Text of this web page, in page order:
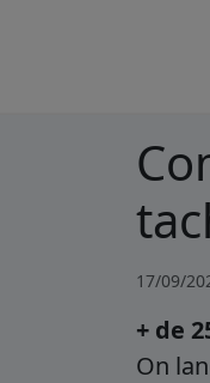
17/09/
+ de
On